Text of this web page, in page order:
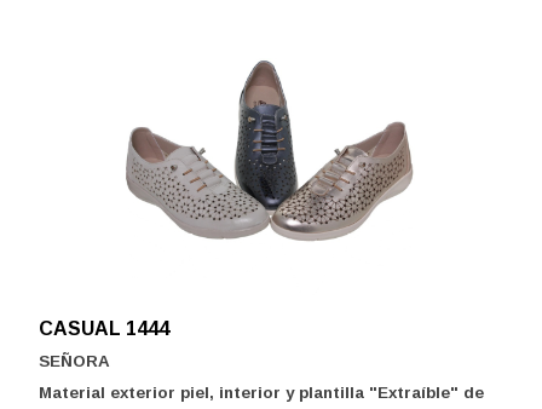
CASUAL 1444
SEÑORA
Material exterior piel, interior y plantilla "Extraíble" de